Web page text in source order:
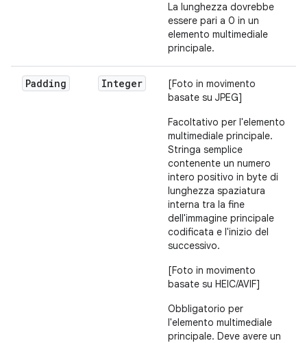
La lunghezza dovrebbe
essere pari a 0 in un
elemento multimediale
principale.
Padding Integer
[Foto in movimento
basate su JPEG]
Facoltativo per l'elemento
multimediale principale.
Stringa semplice
contenente un numero
intero positivo in byte di
lunghezza spaziatura
interna tra la fine
dell'immagine principale
codificata e l'inizio del
successivo.
[Foto in movimento
basate su HEIC/AVIF]
Obbligatorio per
l'elemento multimediale
principale. Deve avere un